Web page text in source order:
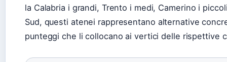
la Calabria i grandi, Trento i medi, Camerino i
Sud, questi atenei rappresentano alternative
punteggi che li collocano ai vertici delle rispettive